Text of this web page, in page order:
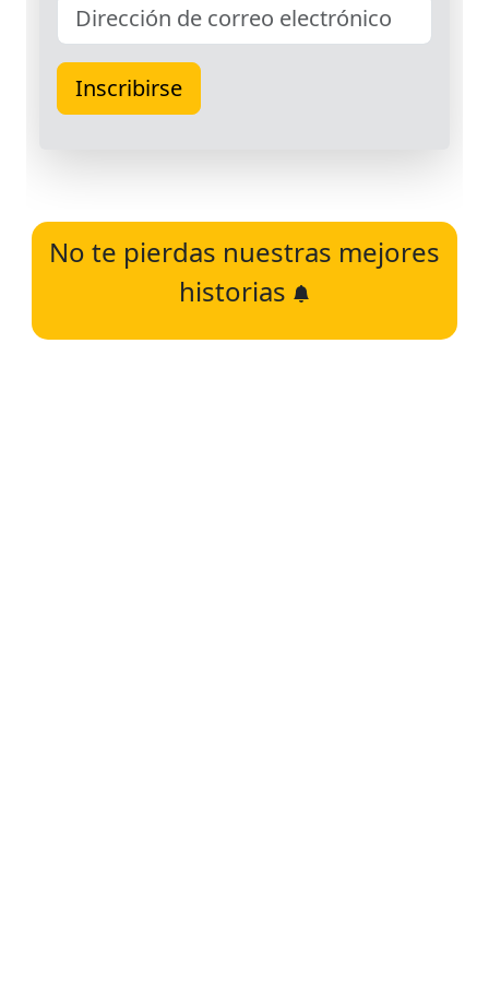
No te pierdas nuestras mejores
historias